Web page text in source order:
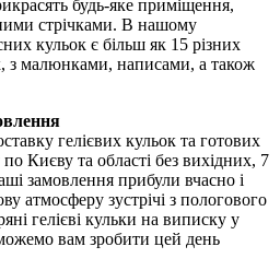
будь-яке приміщення,
стрічками. В нашому
кульок є більш як 15 різних
з малюнками, написами, а також
гелієвих кульок та готових
Києву та області без вихідних, 7
замовлення прибули вчасно і
атмосферу зустрічі з пологового
гелієві кульки на виписку у
вам зробити цей день